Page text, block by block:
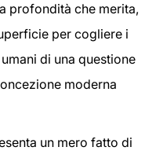
profondità che merita,
per cogliere i
di una questione
moderna
un mero fatto di